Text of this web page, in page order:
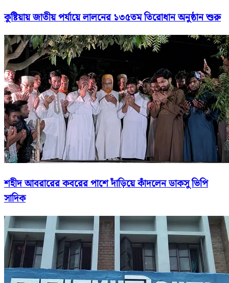
কুষ্টিয়ায় জাতীয় পর্যায়ে লালনের ১৩৫তম তিরোধান অনুষ্ঠান শুরু
শহীদ আবরারের কবরের পাশে দাঁড়িয়ে কাঁদলেন ডাকসু ভিপি
সাদিক